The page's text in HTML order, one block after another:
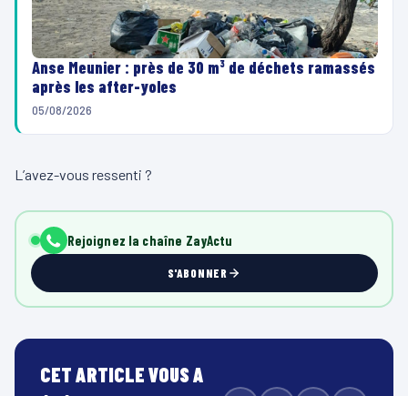
Anse Meunier : près de 30 m³ de déchets ramassés
après les after-yoles
05/08/2026
L’avez-vous ressenti ?
Rejoignez la chaîne ZayActu
S'ABONNER
CET ARTICLE VOUS A